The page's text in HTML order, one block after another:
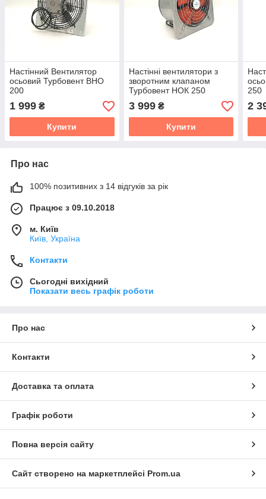
Настінний Вентилятор
осьовий Турбовент ВНО
200
1 999 ₴
Купити
Настінні вентилятори з
зворотним клапаном
Турбовент НОК 250
3 999₴
Купити
250
2
Про нас
100% позитивних з 14 відгуків за рік
Працює з 09.10.2018
м. Київ
Київ, Україна
Контакти
Сьогодні вихідний
Показати весь графік роботи
Про нас
Контакти
Доставка та оплата
Графік роботи
Повна версія сайту
Сайт створено на маркетплейсі Prom.ua